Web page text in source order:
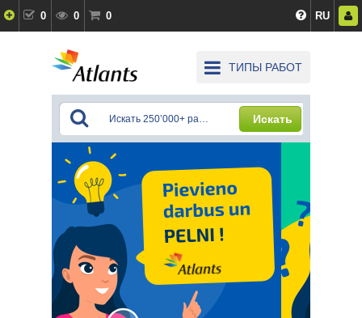
0 0 0 RU
ТИПЫ РАБОТ
Искать